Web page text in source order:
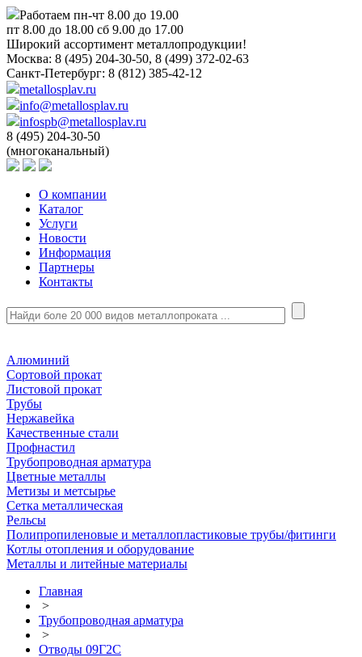
Работаем пн-чт 8.00 до 19.00
пт 8.00 до 18.00 сб 9.00 до 17.00
Широкий ассортимент металлопродукции!
Москва: 8 (495) 204-30-50, 8 (499) 372-02-63
Санкт-Петербург: 8 (812) 385-42-12
metallosplav.ru
info@metallosplav.ru
infospb@metallosplav.ru
8 (495) 204-30-50
(многоканальный)
О компании
Каталог
Услуги
Новости
Информация
Партнеры
Контакты
Алюминий
Сортовой прокат
Листовой прокат
Трубы
Нержавейка
Качественные стали
Профнастил
Трубопроводная арматура
Цветные металлы
Метизы и метсырье
Сетка металлическая
Рельсы
Полипропиленовые и металлопластиковые трубы/фитинги
Котлы отопления и оборудование
Металлы и литейные материалы
Главная
>
Трубопроводная арматура
>
Отводы 09Г2С